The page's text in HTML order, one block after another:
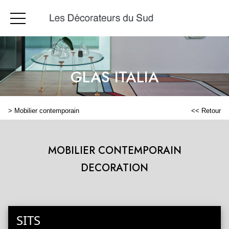
GLAS ITALIA
> Mobilier contemporain << Retour
MOBILIER CONTEMPORAIN
DECORATION
SITS